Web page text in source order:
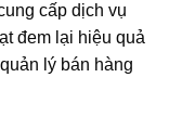
cấp dịch vụ
đem lại hiệu quả
lý bán hàng